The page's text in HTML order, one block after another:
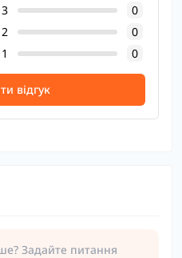
3
0
2
0
1
0
відгук
Задайте питання